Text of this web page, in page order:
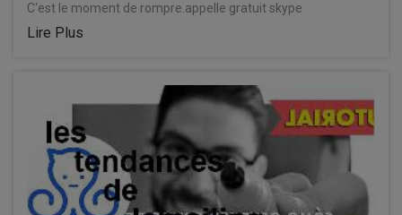
C'est le moment de rompre.appelle gratuit skype
Lire Plus